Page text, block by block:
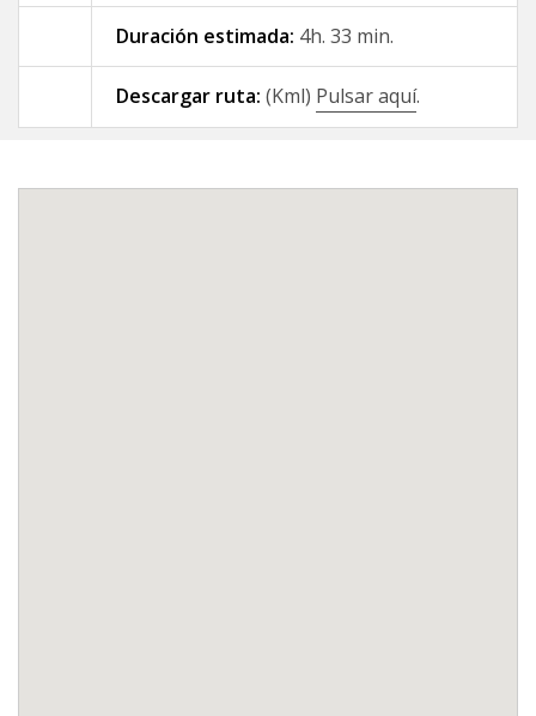
09 - A Gándara - Santiago de
Compostela
Duración estimada: 4h. 33 min.
Descargar ruta: (Kml) Pulsar aquí.